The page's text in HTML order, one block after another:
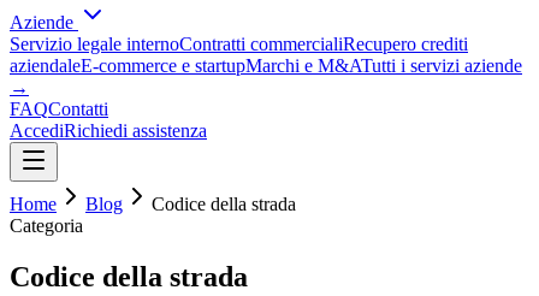
Aziende
Servizio legale internoContratti commercialiRecupero crediti
aziendaleE-commerce e startupMarchi e M&ATutti i servizi aziende
→
FAQContatti
AccediRichiedi assistenza
Home Blog
Codice della strada
Categoria
Codice della strada